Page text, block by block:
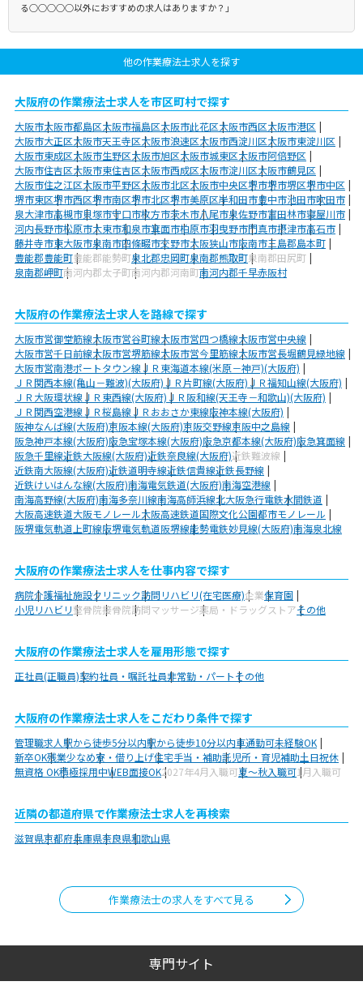
る○○○○○以外におすすめの求人はありますか？」
他の作業療法士求人を探す
大阪府の作業療法士求人を市区町村で探す
大阪市大阪市都島区大阪市福島区大阪市此花区大阪市西区大阪市港区
大阪市大正区大阪市天王寺区大阪市浪速区大阪市西淀川区大阪市東淀川区
大阪市東成区大阪市生野区大阪市旭区大阪市城東区大阪市阿倍野区
大阪市住吉区大阪市東住吉区大阪市西成区大阪市淀川区大阪市鶴見区
大阪市住之江区大阪市平野区大阪市北区大阪市中央区堺市堺市堺区堺市中区
堺市東区堺市西区堺市南区堺市北区堺市美原区岸和田市豊中市池田市吹田市
泉大津市高槻市貝塚市守口市枚方市茨木市八尾市泉佐野市富田林市寝屋川市
河内長野市松原市大東市和泉市箕面市柏原市羽曳野市門真市摂津市高石市
藤井寺市東大阪市泉南市四條畷市交野市大阪狭山市阪南市三島郡島本町
豊能郡豊能町豊能郡能勢町泉北郡忠岡町泉南郡熊取町泉南郡田尻町
泉南郡岬町南河内郡太子町南河内郡河南町南河内郡千早赤阪村
大阪府の作業療法士求人を路線で探す
大阪市営御堂筋線大阪市営谷町線大阪市営四つ橋線大阪市営中央線
大阪市営千日前線大阪市営堺筋線大阪市営今里筋線大阪市営長堀鶴見緑地線
大阪市営南港ポートタウン線ＪＲ東海道本線(米原－神戸)(大阪府)
ＪＲ関西本線(亀山－難波)(大阪府)ＪＲ片町線(大阪府)ＪＲ福知山線(大阪府)
ＪＲ大阪環状線ＪＲ東西線(大阪府)ＪＲ阪和線(天王寺－和歌山)(大阪府)
ＪＲ関西空港線ＪＲ桜島線ＪＲおおさか東線阪神本線(大阪府)
阪神なんば線(大阪府)京阪本線(大阪府)京阪交野線京阪中之島線
阪急神戸本線(大阪府)阪急宝塚本線(大阪府)阪急京都本線(大阪府)阪急箕面線
阪急千里線近鉄大阪線(大阪府)近鉄奈良線(大阪府)近鉄難波線
近鉄南大阪線(大阪府)近鉄道明寺線近鉄信貴線近鉄長野線
近鉄けいはんな線(大阪府)南海電気鉄道(大阪府)南海空港線
南海高野線(大阪府)南海多奈川線南海高師浜線北大阪急行電鉄水間鉄道
大阪高速鉄道大阪モノレール大阪高速鉄道国際文化公園都市モノレール
阪堺電気軌道上町線阪堺電気軌道阪堺線能勢電鉄妙見線(大阪府)南海泉北線
大阪府の作業療法士求人を仕事内容で探す
病院介護福祉施設クリニック訪問リハビリ(在宅医療)企業保育園
小児リハビリ整骨院接骨院訪問マッサージ薬局・ドラッグストアその他
大阪府の作業療法士求人を雇用形態で探す
正社員(正職員)契約社員・嘱託社員非常勤・パートその他
大阪府の作業療法士求人をこだわり条件で探す
管理職求人駅から徒歩5分以内駅から徒歩10分以内車通勤可未経験OK
新卒OK残業少なめ寮・借り上げ住宅手当・補助託児所・育児補助土日祝休
無資格 OK積極採用中WEB面接OK2027年4月入職可夏～秋入職可1月入職可
近隣の都道府県で作業療法士求人を再検索
滋賀県京都府兵庫県奈良県和歌山県
作業療法士の求人をすべて見る
専門サイト